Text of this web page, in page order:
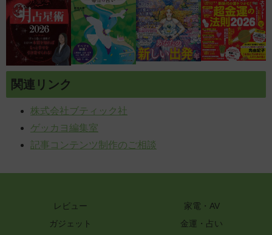
関連リンク
株式会社ブティック社
ゲッカヨ編集室
記事コンテンツ制作のご相談
レビュー
家電・AV
ガジェット
金運・占い